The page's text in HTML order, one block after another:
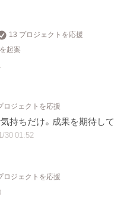
13 プロジェクトを応援
起案
ロジェクトを応援
持ちだけ。成果を期待して
30 01:52
ロジェクトを応援